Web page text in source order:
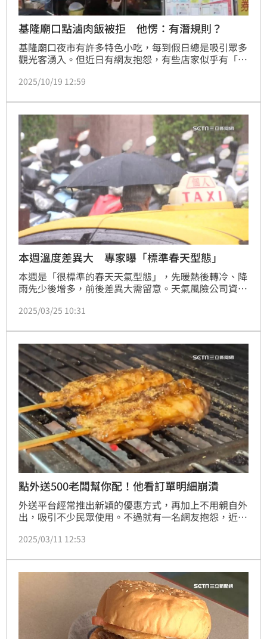
基隆廟口點滷肉飯被拒 他愣：有潛規則？
基隆廟口夜市有許多特色小吃，每到假日總是吸引眾多
觀光客湧入。但近日有網友抱怨，有些店家似乎有「潛
論，意外釣出不少苦主，「對！我也遇過！」
2025/10/19 12:59
本週溫度差異大 專家曝「標準春天型態」
本週是「很標準的春天天氣型態」，先暖熱後轉冷、降
雨先少後增多，前後差異大需留意。天氣風險公司資深
示，前半週跟後半週不論是在天氣或溫度的差異都很
動要特別注意，並且做好身體健康的維持。
2025/03/25 10:31
點外送500老闆幫你配！他看訂單明細崩潰
外送平台經常推出新穎的優惠方式，再加上不用親自外
出，吸引不少民眾使用。不過就有一名網友抱怨，近期
餐」，店家敘述的備註欄寫著「保證價值超過你付出的
了」。
2025/03/11 12:53